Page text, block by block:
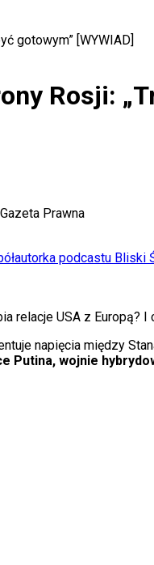
gotowym” [WYWIAD]
Rosji:
Prawna
podcastu Bliski
relacje USA z Europą?
napięcia między
Putina, wojnie